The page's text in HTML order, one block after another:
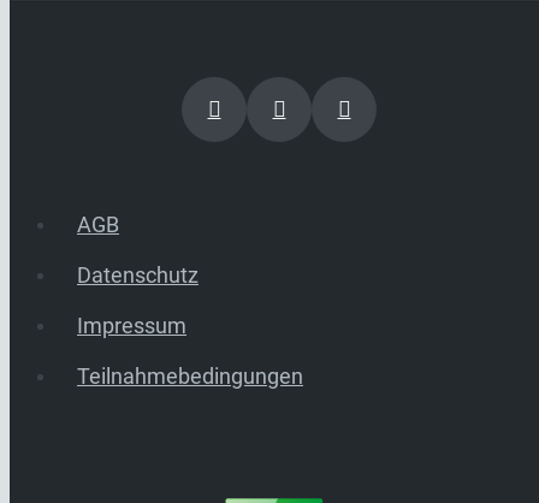
AGB
Datenschutz
Impressum
Teilnahmebedingungen